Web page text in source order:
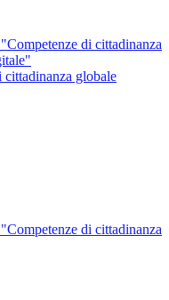
di cittadinanza
globale
di cittadinanza